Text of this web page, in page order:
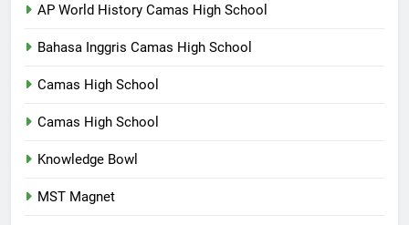
AP World History Camas High School
Bahasa Inggris Camas High School
Camas High School
Camas High School
Knowledge Bowl
MST Magnet